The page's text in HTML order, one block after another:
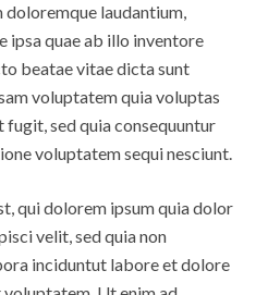
laudantium,
ipsa quae ab illo inventore
beatae vitae dicta sunt
voluptatem quia voluptas
sed quia consequuntur
voluptatem sequi nesciunt.
qui dolorem ipsum quia dolor
velit, sed quia non
inciduntut labore et dolore